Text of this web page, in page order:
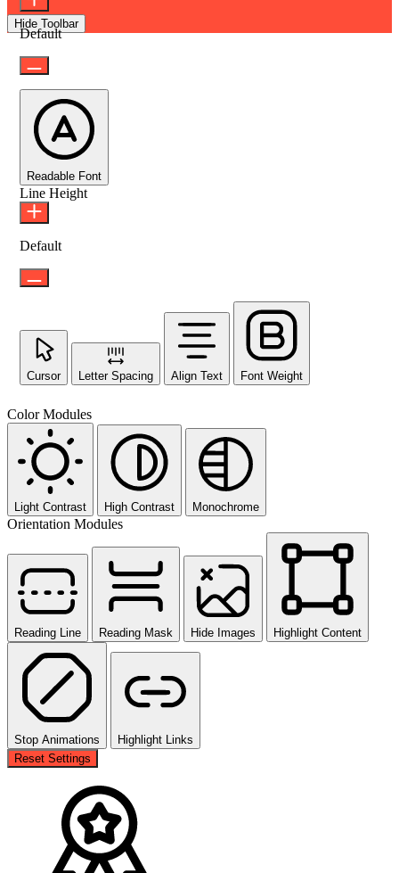
Hide Toolbar
Default
Readable Font
Line Height
Default
Cursor Letter Spacing Align Text Font Weight
Color Modules
Light Contrast High Contrast Monochrome
Orientation Modules
Reading Line Reading Mask Hide Images Highlight Content
Stop Animations
Highlight Links
Reset Settings